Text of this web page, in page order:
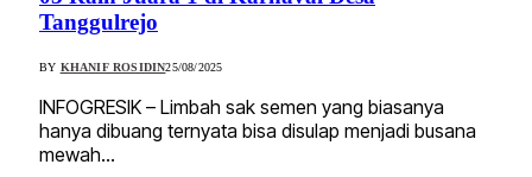
Tanggulrejo
BY KHANIF ROSIDIN25/08/2025
INFOGRESIK – Limbah sak semen yang biasanya
hanya dibuang ternyata bisa disulap menjadi busana
mewah…